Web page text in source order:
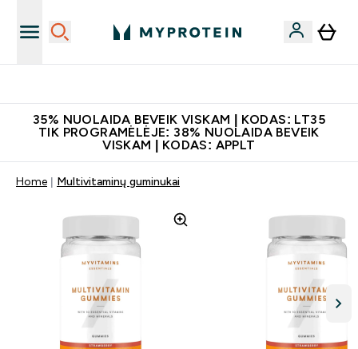
35% NUOLAIDA BEVEIK VISKAM | KODAS: LT35
TIK PROGRAMĖLĖJE: 38% NUOLAIDA BEVEIK
VISKAM | KODAS: APPLT
Home Multivitaminų guminukai